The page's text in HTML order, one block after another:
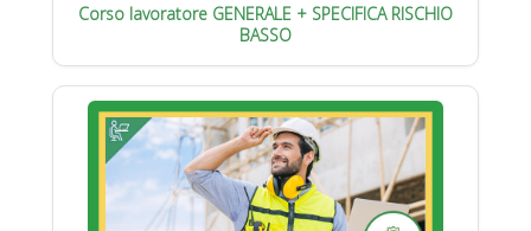
Corso lavoratore GENERALE + SPECIFICA RISCHIO
BASSO